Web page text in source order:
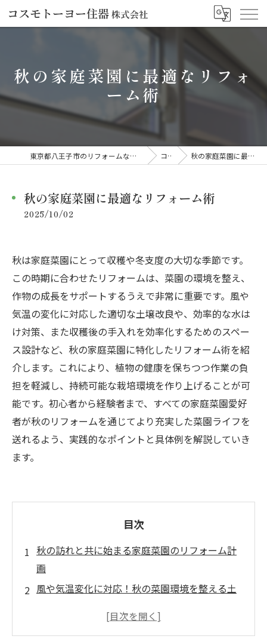
秋の家庭菜園に最適なリフォ
ーム術
東京都八王子市のリフォームならコスモトーヨー住器株式会社 コラム 秋の家庭菜園に最適なリフォーム術
秋の家庭菜園に最適なリフォーム術
2025/10/02
秋は家庭菜園にとって収穫や冬支度の大切な季節です。
この時期に合わせたリフォームは、菜園の環境を整え、
作物の成長をサポートするうえで非常に重要です。風や
気温の変化に対応した適切な土壌改良や、効率的な水は
け対策、また収穫後の手入れを効率化するためのスペー
ス設計など、秋の家庭菜園に特化したリフォーム術を紹
介します。これにより、植物の健康を保ちつつ作業の負
担を軽減し、持続可能な栽培環境を作り上げることが可
能です。初心者から経験者まで、すべての家庭菜園愛好
者が秋のリフォームを通じてより充実した菜園ライフを
送れるよう、実践的なポイントと具体例を解説していき
ます。
目次
秋の訪れと共に始まる家庭菜園のリフォーム計
画
風や気温変化に対応！秋の菜園環境を整える土
効率的な水はけ対策で作物の健康を守る方法と